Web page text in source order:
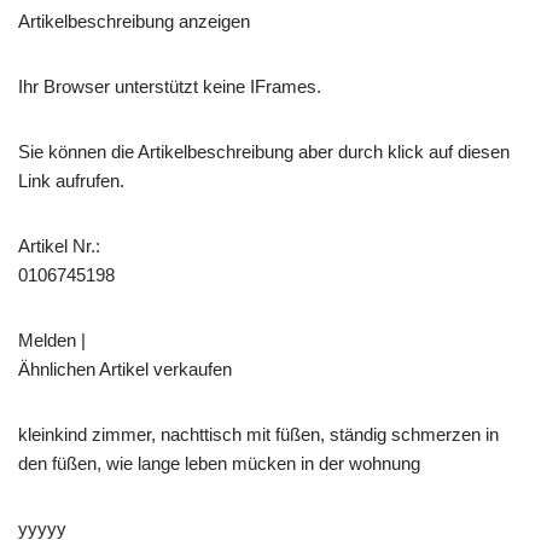
Artikelbeschreibung anzeigen
Ihr Browser unterstützt keine IFrames.
Sie können die Artikelbeschreibung aber durch klick auf diesen
Link aufrufen.
Artikel Nr.:
0106745198
Melden |
Ähnlichen Artikel verkaufen
kleinkind zimmer, nachttisch mit füßen, ständig schmerzen in
den füßen, wie lange leben mücken in der wohnung
yyyyy